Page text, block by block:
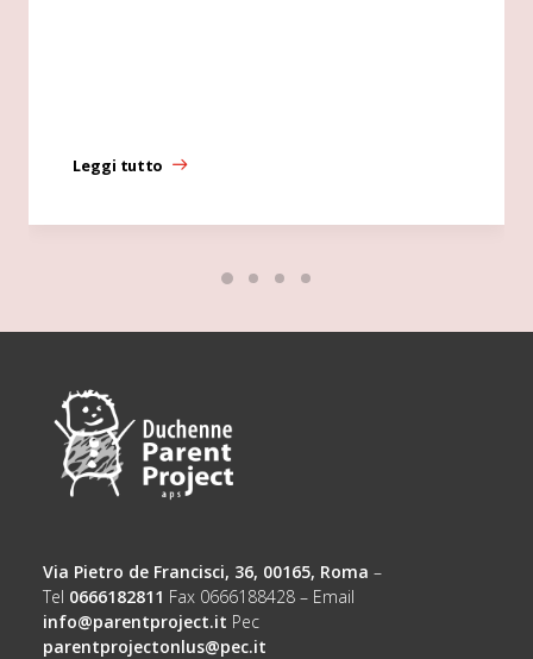
Leggi tutto
Via Pietro de Francisci, 36, 00165, Roma –
Tel 0666182811 Fax 0666188428 – Email
info@parentproject.it Pec
parentprojectonlus@pec.it